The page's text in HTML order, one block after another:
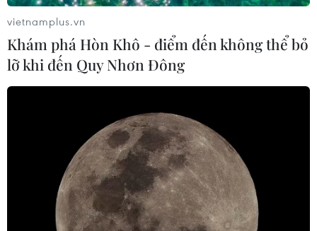
#Viện Viễn Đông Bác cổ
#di sản
Theo dõi VietnamPlus
vietnamplus.vn
Khám phá Hòn Khô - điểm đến không thể bỏ
lỡ khi đến Quy Nhơn Đông